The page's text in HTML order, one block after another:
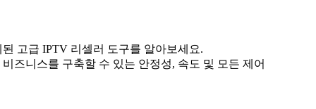
고급 IPTV 리셀러 도구를 알아보세요.
즈니스를 구축할 수 있는 안정성, 속도 및 모든 제어